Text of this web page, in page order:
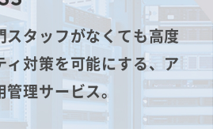
スタッフがなくても高度
ィ対策を可能にする、ア
理サービス。